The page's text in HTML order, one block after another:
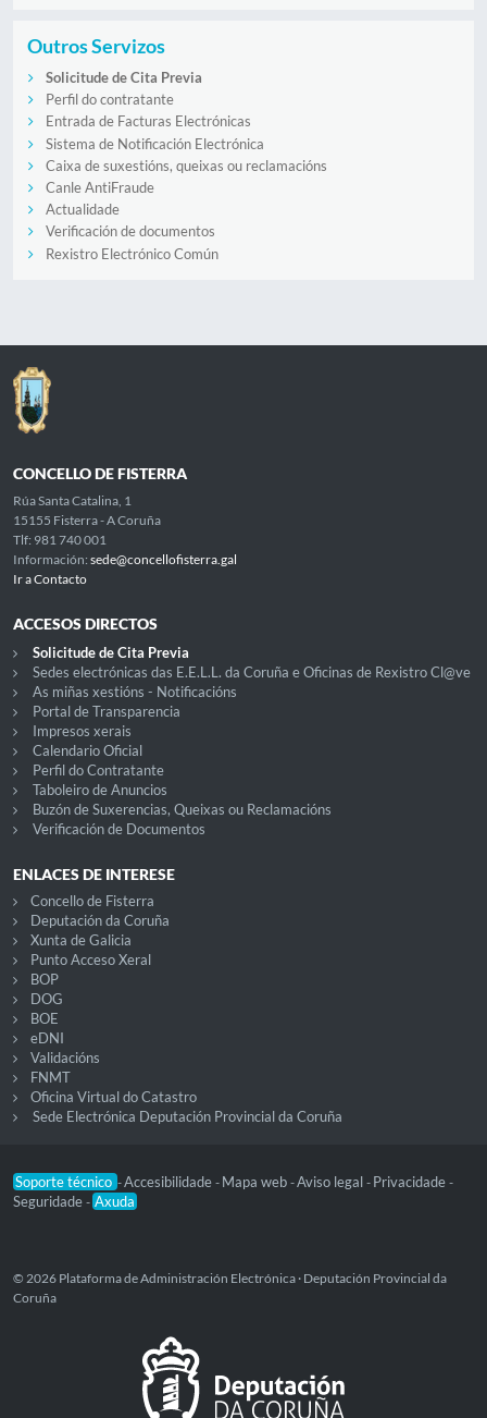
Outros Servizos
Solicitude de Cita Previa
Perfil do contratante
Entrada de Facturas Electrónicas
Sistema de Notificación Electrónica
Caixa de suxestións, queixas ou reclamacións
Canle AntiFraude
Actualidade
Verificación de documentos
Rexistro Electrónico Común
CONCELLO DE FISTERRA
Rúa Santa Catalina, 1
15155 Fisterra - A Coruña
Tlf: 981 740 001
Información: sede@concellofisterra.gal
Ir a Contacto
ACCESOS DIRECTOS
Solicitude de Cita Previa
Sedes electrónicas das E.E.L.L. da Coruña e Oficinas de Rexistro Cl@ve
As miñas xestións - Notificacións
Portal de Transparencia
Impresos xerais
Calendario Oficial
Perfil do Contratante
Taboleiro de Anuncios
Buzón de Suxerencias, Queixas ou Reclamacións
Verificación de Documentos
ENLACES DE INTERESE
Concello de Fisterra
Deputación da Coruña
Xunta de Galicia
Punto Acceso Xeral
BOP
DOG
BOE
eDNI
Validacións
FNMT
Oficina Virtual do Catastro
Sede Electrónica Deputación Provincial da Coruña
Soporte técnico -Accesibilidade - Mapa web -Aviso legal - Privacidade -
Seguridade - Axuda
© 2026 Plataforma de Administración Electrónica · Deputación Provincial da
Coruña